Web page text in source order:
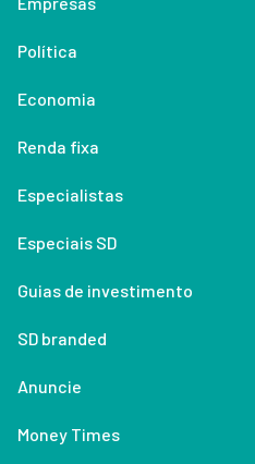
Política
Economia
Renda fixa
Especialistas
Especiais SD
Guias de investimento
SD branded
Anuncie
Money Times